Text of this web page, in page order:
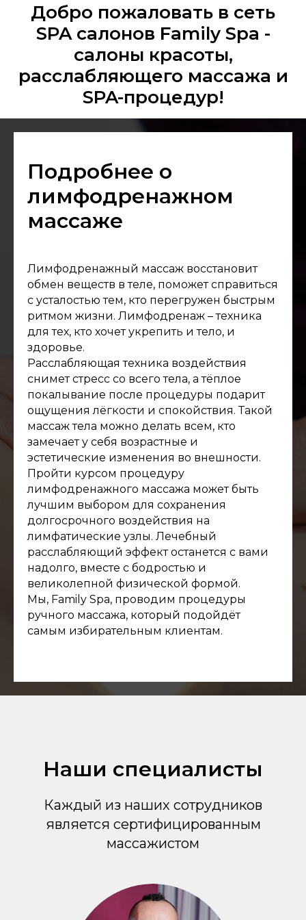
Добро пожаловать в сеть
SPA салонов Family Spa -
салоны красоты,
расслабляющего массажа и
SPA-процедур!
Подробнее о
лимфодренажном
массаже
Лимфодренажный массаж восстановит
обмен веществ в теле, поможет справиться
с усталостью тем, кто перегружен быстрым
ритмом жизни. Лимфодренаж – техника
для тех, кто хочет укрепить и тело, и
здоровье.
Расслабляющая техника воздействия
снимет стресс со всего тела, а тёплое
покалывание после процедуры подарит
ощущения лёгкости и спокойствия. Такой
массаж тела можно делать всем, кто
замечает у себя возрастные и
эстетические изменения во внешности.
Пройти курсом процедуру
лимфодренажного массажа может быть
лучшим выбором для сохранения
долгосрочного воздействия на
лимфатические узлы. Лечебный
расслабляющий эффект останется с вами
надолго, вместе с бодростью и
великолепной физической формой.
Мы, Family Spa, проводим процедуры
ручного массажа, который подойдёт
самым избирательным клиентам.
Наши специалисты
Каждый из наших сотрудников
является сертифицированным
массажистом